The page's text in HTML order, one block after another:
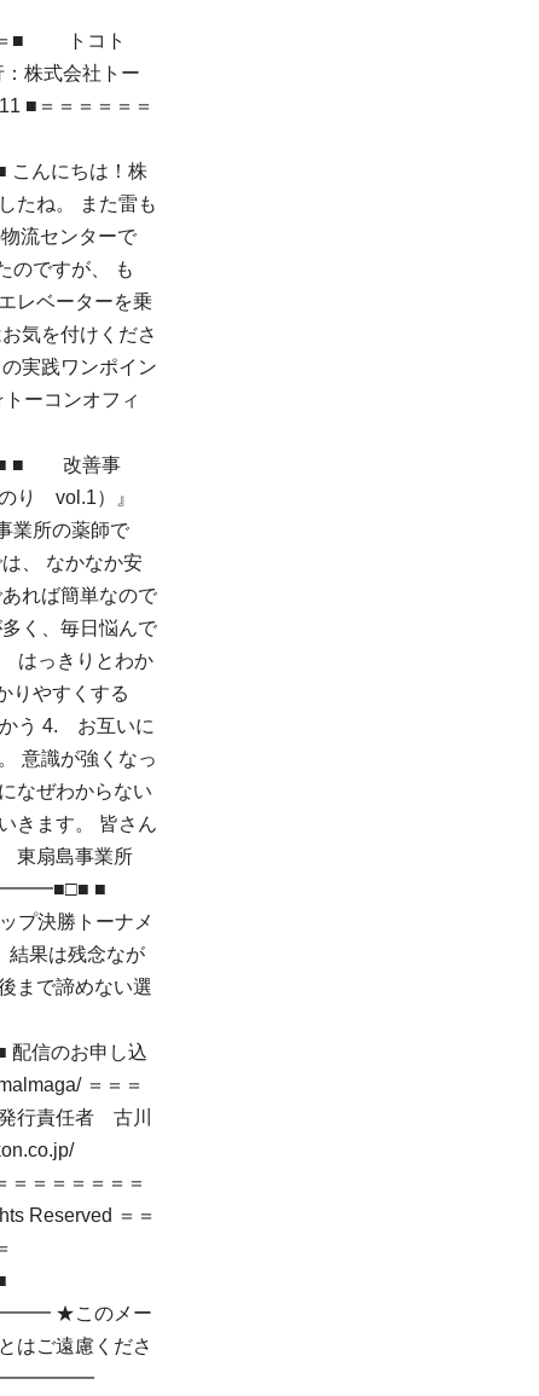
＝■ トコト
株式会社トー
＝＝＝＝＝＝
ちは！株
たね。 また雷も
流センターで
のですが、 も
レベーターを乗
気を付けくださ
実践ワンポイン
ーコンオフィ
改善事
り vol.1）』
所の薬師で
、 なかなか安
れば簡単なので
く、毎日悩んで
はっきりとわか
りやすくする
う 4. お互いに
意識が強くなっ
なぜわからない
きます。 皆さん
東扇島事業所
■
決勝トーナメ
結果は残念なが
まで諦めない選
お申し込
＝＝＝
行責任者 古川
＝＝＝＝＝
Reserved ＝＝
このメー
はご遠慮くださ